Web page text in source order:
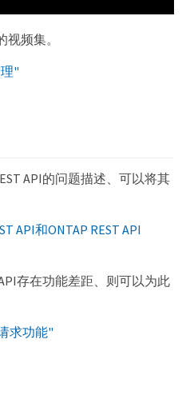
视频集。
"
API的问题描述、可以将其
API和ONTAP REST API
存在功能差距、则可以为此
求功能"